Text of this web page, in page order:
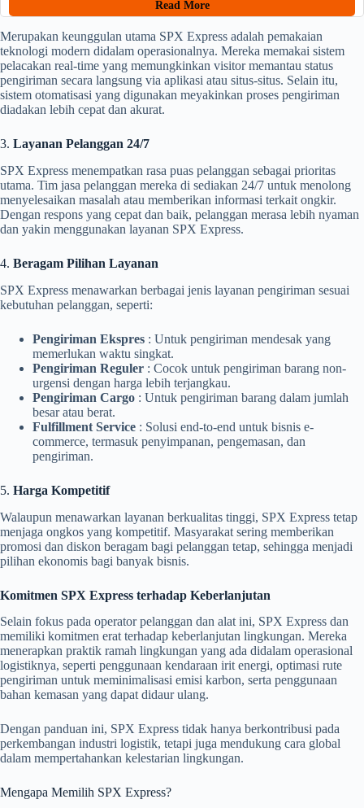
Read More
Merupakan keunggulan utama SPX Express adalah pemakaian
teknologi modern didalam operasionalnya. Mereka memakai sistem
pelacakan real-time yang memungkinkan visitor memantau status
pengiriman secara langsung via aplikasi atau situs-situs. Selain itu,
sistem otomatisasi yang digunakan meyakinkan proses pengiriman
diadakan lebih cepat dan akurat.
3. Layanan Pelanggan 24/7
SPX Express menempatkan rasa puas pelanggan sebagai prioritas
utama. Tim jasa pelanggan mereka di sediakan 24/7 untuk menolong
menyelesaikan masalah atau memberikan informasi terkait ongkir.
Dengan respons yang cepat dan baik, pelanggan merasa lebih nyaman
dan yakin menggunakan layanan SPX Express.
4. Beragam Pilihan Layanan
SPX Express menawarkan berbagai jenis layanan pengiriman sesuai
kebutuhan pelanggan, seperti:
Pengiriman Ekspres : Untuk pengiriman mendesak yang
memerlukan waktu singkat.
Pengiriman Reguler : Cocok untuk pengiriman barang non-
urgensi dengan harga lebih terjangkau.
Pengiriman Cargo : Untuk pengiriman barang dalam jumlah
besar atau berat.
Fulfillment Service : Solusi end-to-end untuk bisnis e-
commerce, termasuk penyimpanan, pengemasan, dan
pengiriman.
5. Harga Kompetitif
Walaupun menawarkan layanan berkualitas tinggi, SPX Express tetap
menjaga ongkos yang kompetitif. Masyarakat sering memberikan
promosi dan diskon beragam bagi pelanggan tetap, sehingga menjadi
pilihan ekonomis bagi banyak bisnis.
Komitmen SPX Express terhadap Keberlanjutan
Selain fokus pada operator pelanggan dan alat ini, SPX Express dan
memiliki komitmen erat terhadap keberlanjutan lingkungan. Mereka
menerapkan praktik ramah lingkungan yang ada didalam operasional
logistiknya, seperti penggunaan kendaraan irit energi, optimasi rute
pengiriman untuk meminimalisasi emisi karbon, serta penggunaan
bahan kemasan yang dapat didaur ulang.
Dengan panduan ini, SPX Express tidak hanya berkontribusi pada
perkembangan industri logistik, tetapi juga mendukung cara global
dalam mempertahankan kelestarian lingkungan.
Mengapa Memilih SPX Express?